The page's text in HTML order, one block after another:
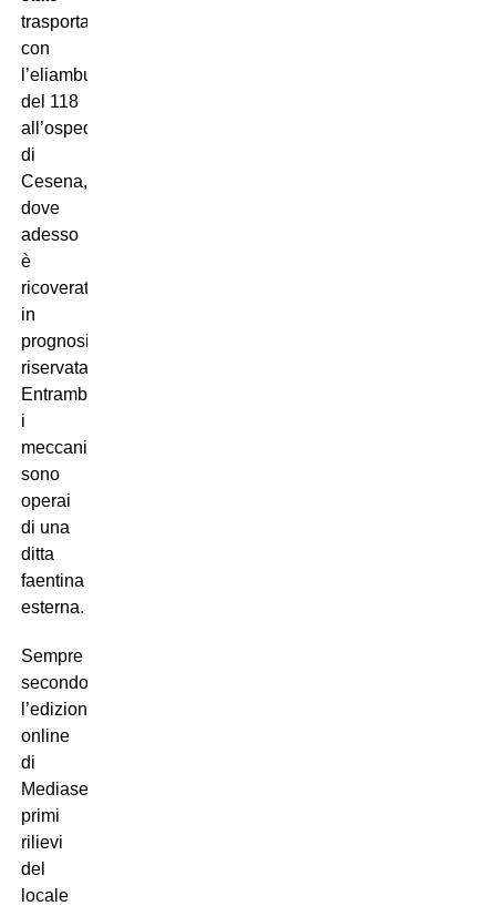
trasportato
con
l’eliambulanza
del 118
all’ospedale
di
Cesena,
dove
adesso
è
ricoverato
in
prognosi
riservata.
Entrambi
i
meccanici
sono
operai
di una
ditta
faentina
esterna.
Sempre
secondo
l’edizione
online
di
Mediaset i
primi
rilievi
del
locale